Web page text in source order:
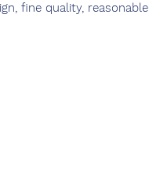
fine quality, reasonable